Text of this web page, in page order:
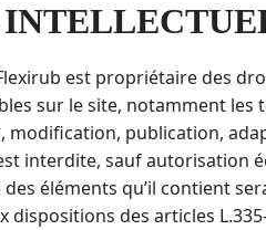
est propriétaire des
sur le site, notamment
publication,
interdite, sauf autorisation
éléments qu’il contient
des articles